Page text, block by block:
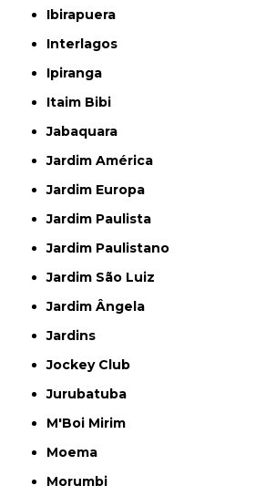
Ibirapuera
Interlagos
Ipiranga
Itaim Bibi
Jabaquara
Jardim América
Jardim Europa
Jardim Paulista
Jardim Paulistano
Jardim São Luiz
Jardim Ângela
Jardins
Jockey Club
Jurubatuba
M'Boi Mirim
Moema
Morumbi